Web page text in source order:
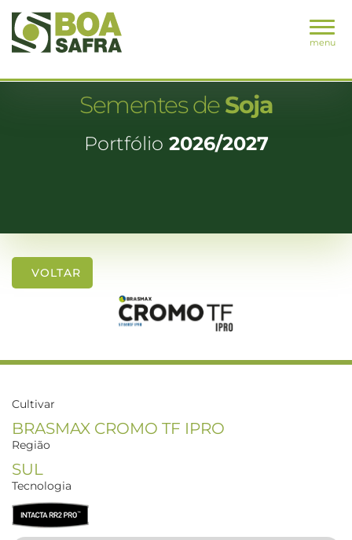
menu
Sementes deSoja
Portfólio 2026/2027
VOLTAR
Cultivar
BRASMAX CROMO TF IPRO
Região
SUL
Tecnologia